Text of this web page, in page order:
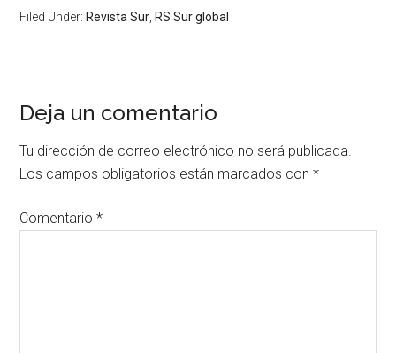
Filed Under: Revista Sur, RS Sur global
Deja un comentario
Tu dirección de correo electrónico no será publicada.
Los campos obligatorios están marcados con*
Comentario*